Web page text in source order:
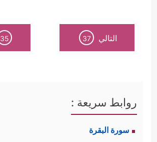
التالي 37
35
روابط سريعة :
سورة البقرة